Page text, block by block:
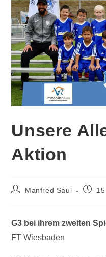
Unsere
Aktion
Manfred Saul
G3 bei ihrem zweiten
FT Wiesbaden